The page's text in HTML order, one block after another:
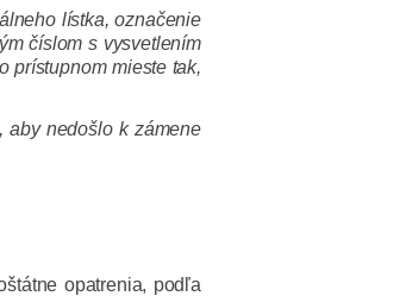
lístka, označenie
číslom s vysvetlením
prístupnom mieste tak,
aby nedošlo k zámene
opatrenia, podľa